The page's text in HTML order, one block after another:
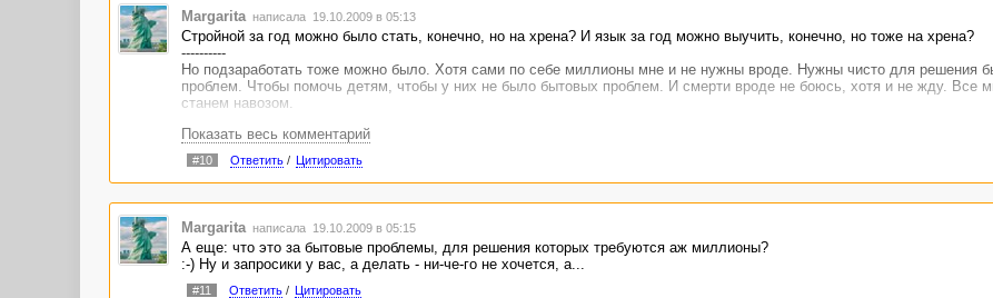
Margarita написала 19.10.2009 в 05:13
Стройной за год можно было стать, конечно, но на хрена? И язык за год можно выучить, конечно, но тоже на хрена?
----------
Но подзаработать тоже можно было. Хотя сами по себе миллионы мне и не нужны вроде. Нужны чисто для решения
проблем. Чтобы помочь детям, чтобы у них не было бытовых проблем. И смерти вроде не боюсь, хотя и не жду. Все
станем навозом.
Можно стать стройной, выучить язык и выйти замуж за миллионера - никогда не мечтали об этом?
Самое интересное - за границей навоз дорого стоит!
Показать весь комментарий
#10 Ответить/ Цитировать
Margarita написала 19.10.2009 в 05:15
А еще: что это за бытовые проблемы, для решения которых требуются аж миллионы?
:-) Ну и запросики у вас, а делать - ни-че-го не хочется, а...
#11 Ответить/ Цитировать